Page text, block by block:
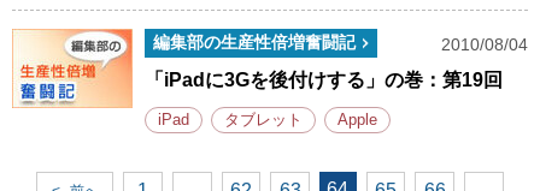
編集部の生産性倍増奮闘記 2010/08/04
「iPadに3Gを後付けする」の巻：第19回
iPad タブレット Apple